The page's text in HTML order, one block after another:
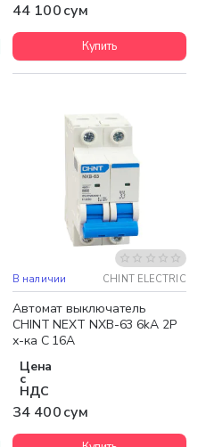
44 100 сум
Купить
В наличии CHINT ELECTRIC
Автомат выключатель
CHINT NEXT NXB-63 6kA 2P
х-ка C 16A
Цена
с
НДС
34 400 сум